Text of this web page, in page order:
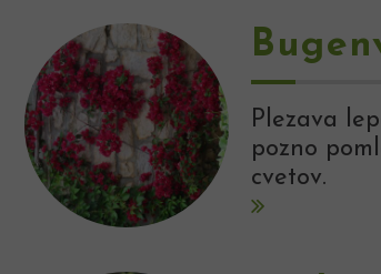
Plezava
pozno
cvetov.